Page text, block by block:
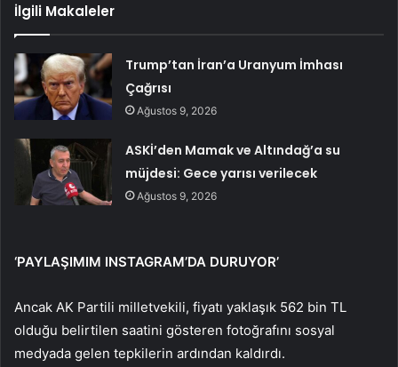
İlgili Makaleler
Trump’tan İran’a Uranyum İmhası
Çağrısı
Ağustos 9, 2026
ASKİ’den Mamak ve Altındağ’a su
müjdesi: Gece yarısı verilecek
Ağustos 9, 2026
‘PAYLAŞIMIM INSTAGRAM’DA DURUYOR’
Ancak AK Partili milletvekili, fiyatı yaklaşık 562 bin TL
olduğu belirtilen saatini gösteren fotoğrafını sosyal
medyada gelen tepkilerin ardından kaldırdı.